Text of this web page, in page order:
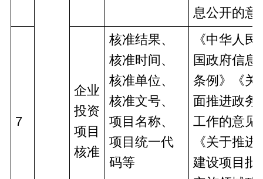
息公开的意
7
企业
投资
项目
核准
核准结果、
核准时间、
核准单位、
核准文号、
项目名称、
项目统一代
码等
《中华人民
国政府信息
条例》《关
面推进政务
工作的意见
《关于推进
建设项目批